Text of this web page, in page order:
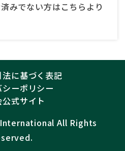
みでない方はこちらより
に基づく表記
シーポリシー
式サイト
All Rights